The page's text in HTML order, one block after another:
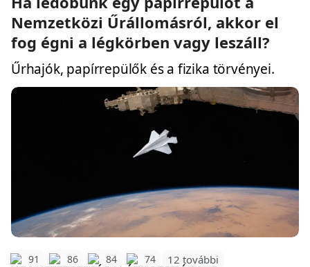
Nemzetközi Űrállomásról, akkor el
fog égni a légkörben vagy leszáll?
Űrhajók, papírrepülők és a fizika törvényei.
91 86 84 74 12 további